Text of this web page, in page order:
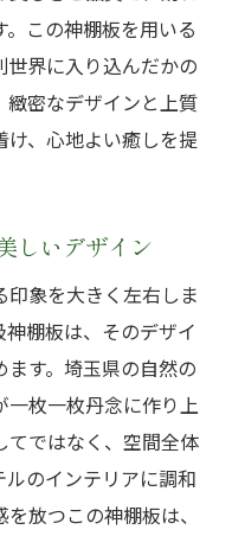
この神棚板を用いる
世界に入り込んだかの
緻密なデザインと上質
、心地よい癒しを提
しいデザイン
象を大きく左右しま
棚板は、そのデザイ
す。埼玉県の自然の
一枚一枚丹念に作り上
てではなく、空間全体
のインテリアに調和
放つこの神棚板は、